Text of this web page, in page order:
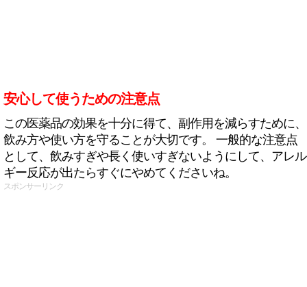
安心して使うための注意点
この医薬品の効果を十分に得て、副作用を減らすために、
飲み方や使い方を守ることが大切です。 一般的な注意点
として、飲みすぎや長く使いすぎないようにして、アレル
ギー反応が出たらすぐにやめてくださいね。
スポンサーリンク